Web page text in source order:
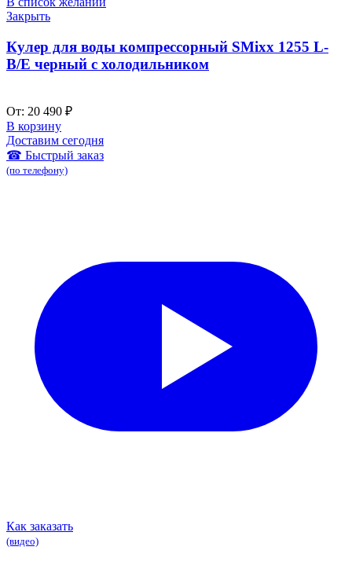
Закрыть
Кулер для воды компрессорный SMixx 1255 L-
B/E черный с холодильником
От: 20 490 ₽
В корзину
Доставим сегодня
☎ Быстрый заказ
(по телефону)
Как заказать
(видео)